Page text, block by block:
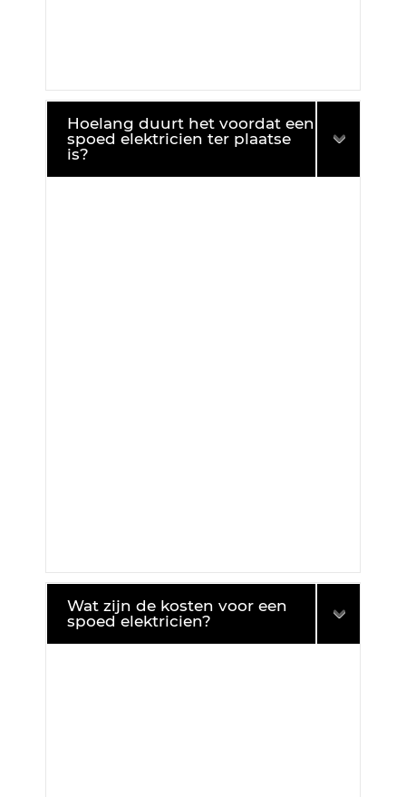
Hoelang duurt het voordat een
spoed elektricien ter plaatse
is?
Wat zijn de kosten voor een
spoed elektricien?